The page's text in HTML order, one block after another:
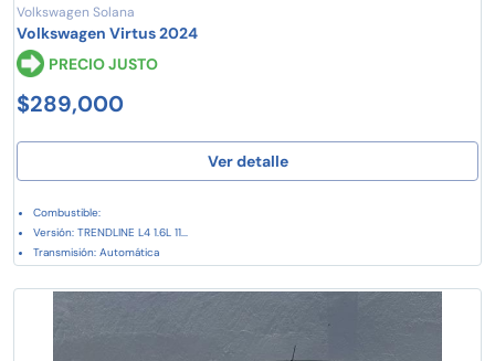
Volkswagen Solana
Volkswagen Virtus 2024
PRECIO JUSTO
$289,000
Ver detalle
Combustible:
Versión: TRENDLINE L4 1.6L 11...
Transmisión: Automática